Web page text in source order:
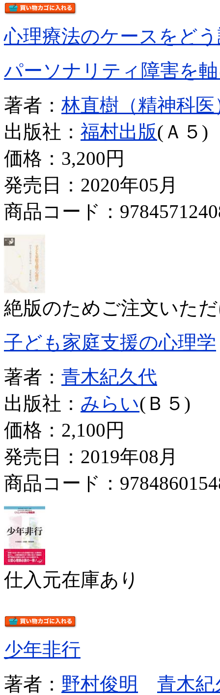
心理療法のケースをど
パーソナリティ障害を
著者： 林直樹（精神科医
出版社： 福村出版(Ａ５)
価格： 3,200円
発売日：2020年05月
商品コード：
絶版のためご注文いた
子ども家庭支援の心理学
著者： 青木紀久代
出版社： みらい(Ｂ５)
価格： 2,100円
発売日：2019年08月
商品コード：
仕入元在庫あり
少年非行
著者： 野村俊明
青木紀